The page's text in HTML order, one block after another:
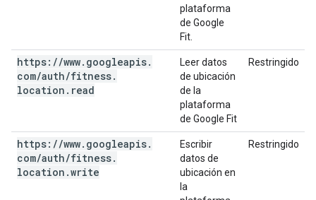
plataforma
de Google
Fit.
https: //www. googleapis.
com/auth/fitness.
location . read
Leer datos
de ubicación
de la
plataforma
de Google Fit
Restringido
https: //www. googleapis.
com/auth/fitness.
location .write
Escribir
datos de
ubicación en
la
Restringido